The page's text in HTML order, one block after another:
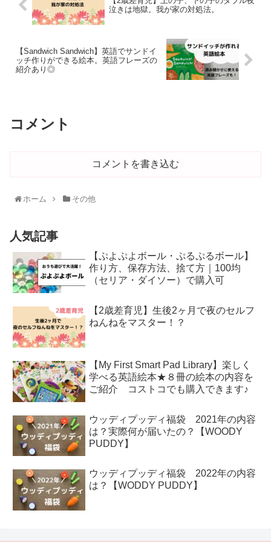
泣きは地獄。我が家の対処法。
【Sandwich Sandwich】英語でサンドイ
ッチ作りができる絵本。英語フレーズの
紹介あり◎
コメント
コメントを書き込む
ホーム その他
人気記事
【ぷよぷよボール・ぷるぷるボール】
作り方、保存方法、捨て方｜100均
（セリア・ダイソー）で購入可
【2歳差育児】生後2ヶ月で夜のセルフ
ねんねをマスター！？
【My First Smart Pad Library】楽しく
学べる英語絵本★８冊の絵本の内容を
ご紹介 コストコでも購入できます♪
ウッディプッディ福袋 2021年の内容
は？実際何が届いたの？【WOODY
PUDDY】
ウッディプッディ福袋 2022年の内容
は？【WODDY PUDDY】